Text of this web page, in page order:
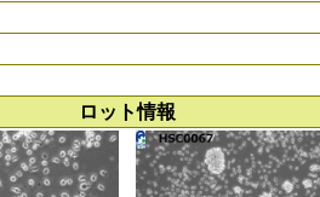
ロット情報